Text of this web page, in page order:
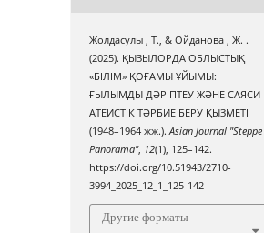
Жолдасулы , Т., & Ойданова , Ж. .
(2025). ҚЫЗЫЛОРДА ОБЛЫСТЫҚ
«БІЛІМ» ҚОҒАМЫ ҰЙЫМЫ:
ҒЫЛЫМДЫ ДӘРІПТЕУ ЖӘНЕ САЯСИ-
АТЕИСТІК ТӘРБИЕ БЕРУ ҚЫЗМЕТІ
(1948–1964 жж.).Asian Journal "Steppe
Panorama", 12(1), 125–142.
https://doi.org/10.51943/2710-
3994_2025_12_1_125-142
Другие форматы